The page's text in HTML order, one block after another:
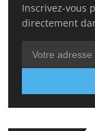
Inscrivez-vous
directement